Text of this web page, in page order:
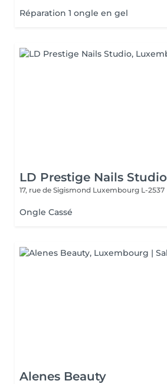
Réparation 1 ongle en gel
LD Prestige Nails Studio
17, rue de Sigismond Luxembourg L-2537
Ongle Cassé
Alenes Beauty